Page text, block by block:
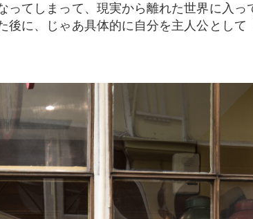
ってしまって、現実から離れた世界に入
後に、じゃあ具体的に自分を主人公とし